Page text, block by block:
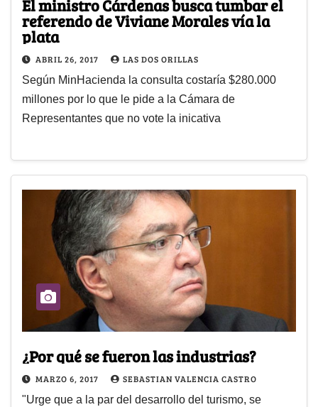
El ministro Cárdenas busca tumbar el
referendo de Viviane Morales vía la
plata
ABRIL 26, 2017 LAS DOS ORILLAS
Según MinHacienda la consulta costaría $280.000
millones por lo que le pide a la Cámara de
Representantes que no vote la inicativa
¿Por qué se fueron las industrias?
MARZO 6, 2017 SEBASTIAN VALENCIA CASTRO
"Urge que a la par del desarrollo del turismo, se